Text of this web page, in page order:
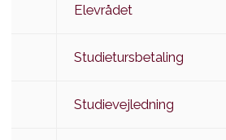
Elevrådet
Studietursbetaling
Studievejledning